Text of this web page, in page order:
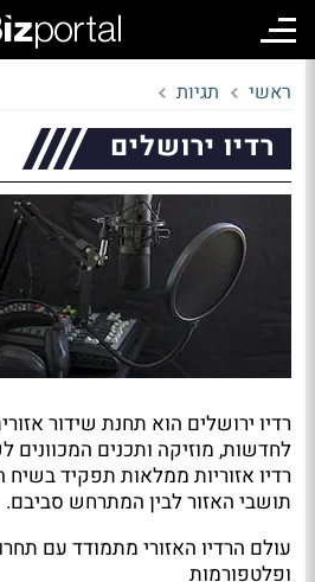
ראשי תגיות
רדיו ירושלים
רדיו ירושלים הוא תחנת שידור
לחדשות, מוזיקה ותכנים המכוונים
רדיו אזוריות ממלאות תפקיד בשיח
תושבי האזור לבין המתרחש סביבם.
עולם הרדיו האזורי מתמודד עם
ופלטפורמות